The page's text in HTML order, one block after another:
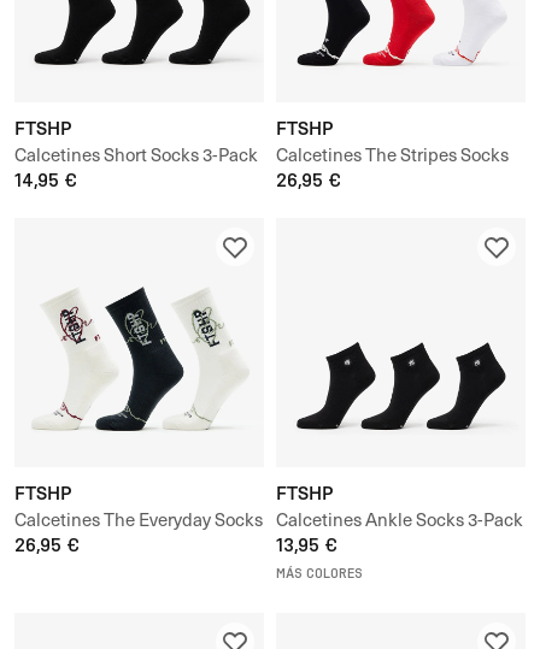
FTSHP
Calcetines Short Socks 3-Pack
14,95 €
FTSHP
Calcetines The Stripes Socks
3-Pack
26,95 €
FTSHP
Calcetines The Everyday Socks
3-Pack
26,95 €
FTSHP
Calcetines Ankle Socks 3-Pack
13,95 €
MÁS COLORES